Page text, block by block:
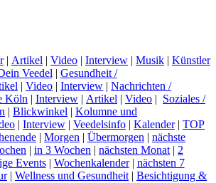
| Artikel | Video | Interview | Musik | Künstler
Veedel | Gesundheit /
| Video | Interview | Nachrichten /
Köln | Interview | Artikel | Video | Soziales /
| Blickwinkel | Kolumne und
| Interview | Veedelsinfo | Kalender| TOP
| Morgen | Übermorgen | nächste
| in 3 Wochen | nächsten Monat | 2
Events| Wochenkalender| nächsten 7
| Wellness und Gesundheit | Besichtigung &